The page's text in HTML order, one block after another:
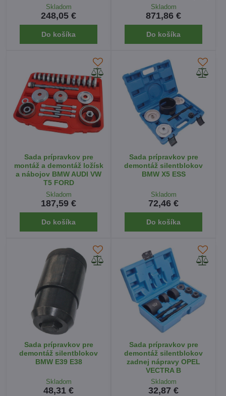
Skladom
248,05 €
Do košíka
Skladom
871,86 €
Do košíka
Sada prípravkov pre
montáž a demontáž ložísk
a nábojov BMW AUDI VW
T5 FORD
Skladom
187,59 €
Do košíka
Sada prípravkov pre
demontáž silentblokov
BMW X5 ESS
Skladom
72,46 €
Do košíka
Sada prípravkov pre
demontáž silentblokov
BMW E39 E38
Skladom
48,31 €
Sada prípravkov pre
demontáž silentblokov
zadnej nápravy OPEL
VECTRA B
Skladom
32,87 €